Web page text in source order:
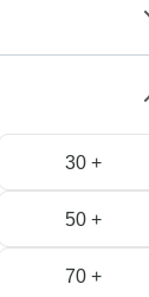
30 +
50 +
70 +